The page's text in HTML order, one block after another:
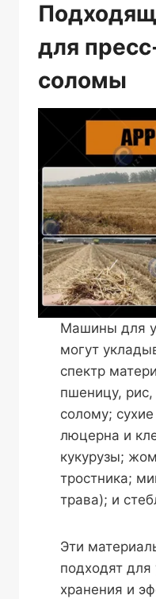
для
соломы
Машины для
могут
спектр
пшеницу,
солому;
люцерна и
кукурузы;
тростника;
трава); и
Эти
подходят для
хранения и